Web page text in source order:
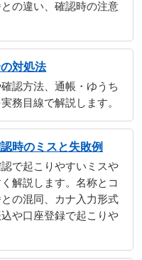
の違い、確認時の注意
対処法
認方法、通帳・ゆうち
務目線で解説します。
時のミスと失敗例
で起こりやすいミスや
解説します。名称とコ
の混同、カナ入力形式
や口座登録で起こりや